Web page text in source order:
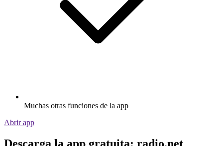
Muchas otras funciones de la app
Abrir app